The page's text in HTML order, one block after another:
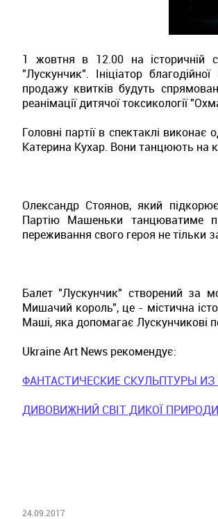
1 жовтня в 12.00 на історичній
"Лускунчик". Ініціатор
продажу квитків будуть
реанімації дитячої токсикології
Головні партії в спектаклі
Катерина Кухар. Вони танцюють на
Олександр Стоянов, який
Партію Машеньки танцюватиме
переживання свого героя не тільки
Балет "Лускунчик" створений за
Мишачий король", це - містична
Маші, яка допомагає Лускунчикові
Ukraine Art News рекомендує:
ФАНТАСТИЧЕСКИЕ СКУЛЬПТУРЫ
ДИВОВИЖНИЙ СВІТ ДИКОЇ
24.09.2017